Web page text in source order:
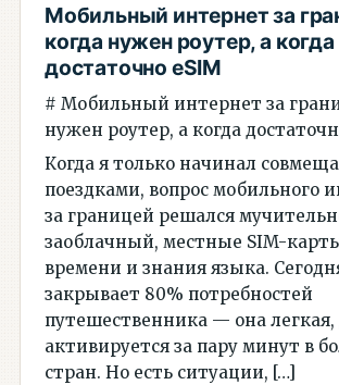
Мобильный интернет за
когда нужен роутер, а когда
достаточно eSIM
# Мобильный интернет за
нужен роутер, а когда
Когда я только начинал
поездками, вопрос мобильного
за границей решался
заоблачный, местные SIM-
времени и знания языка.
закрывает 80% потребностей
путешественника — она
активируется за пару минут в
стран. Но есть ситуации, […]